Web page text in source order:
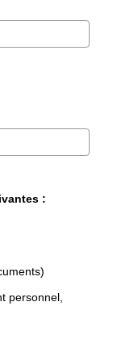
:
personnel,